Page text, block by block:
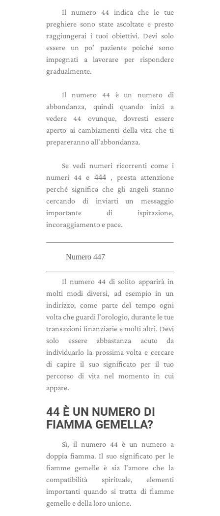
Il numero 44 indica che le tue
preghiere sono state ascoltate e presto
raggiungerai i tuoi obiettivi. Devi solo
essere un po' paziente poiché sono
impegnati a lavorare per rispondere
gradualmente.
Il numero 44 è un numero di
abbondanza, quindi quando inizi a
vedere 44 ovunque, dovresti essere
aperto ai cambiamenti della vita che ti
prepareranno all'abbondanza.
Se vedi numeri ricorrenti come i
numeri 44 e 444, presta attenzione
perché significa che gli angeli stanno
cercando di inviarti un messaggio
importante di ispirazione,
incoraggiamento e pace.
Numero 447
Il numero 44 di solito apparirà in
molti modi diversi, ad esempio in un
indirizzo, come parte del tempo ogni
volta che guardi l'orologio, durante le tue
transazioni finanziarie e molti altri. Devi
solo essere abbastanza acuto da
individuarlo la prossima volta e cercare
di capire il suo significato per il tuo
percorso di vita nel momento in cui
appare.
44 È UN NUMERO DI
FIAMMA GEMELLA?
Sì, il numero 44 è un numero a
doppia fiamma. Il suo significato per le
fiamme gemelle è sia l'amore che la
compatibilità spirituale, elementi
importanti quando si tratta di fiamme
gemelle e della loro unione.